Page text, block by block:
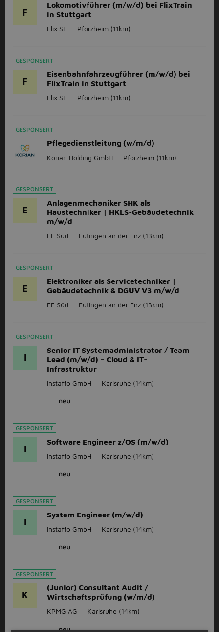
F
Lokomotivführer (m/w/d) bei FlixTrain
in Stuttgart
Flix SE Pforzheim (11km)
GESPONSERT
F
Eisenbahnfahrzeugführer (m/w/d) bei
FlixTrain in Stuttgart
Flix SE Pforzheim (11km)
GESPONSERT
Pflegedienstleitung (w/m/d)
Korian Holding GmbH Pforzheim (11km)
GESPONSERT
E
Anlagenmechaniker SHK als
Haustechniker | HKLS-Gebäudetechnik
m/w/d
EF Süd Eutingen an der Enz (13km)
GESPONSERT
E
Elektroniker als Servicetechniker |
Gebäudetechnik & DGUV V3 m/w/d
EF Süd Eutingen an der Enz (13km)
GESPONSERT
I
Senior IT Systemadministrator / Team
Lead (m/w/d) – Cloud & IT-
Infrastruktur
Instaffo GmbH Karlsruhe (14km)
neu
GESPONSERT
I
Software Engineer z/OS (m/w/d)
Instaffo GmbH Karlsruhe (14km)
neu
GESPONSERT
I
System Engineer (m/w/d)
Instaffo GmbH Karlsruhe (14km)
neu
GESPONSERT
K
(Junior) Consultant Audit /
Wirtschaftsprüfung (w/m/d)
KPMG AG Karlsruhe (14km)
neu